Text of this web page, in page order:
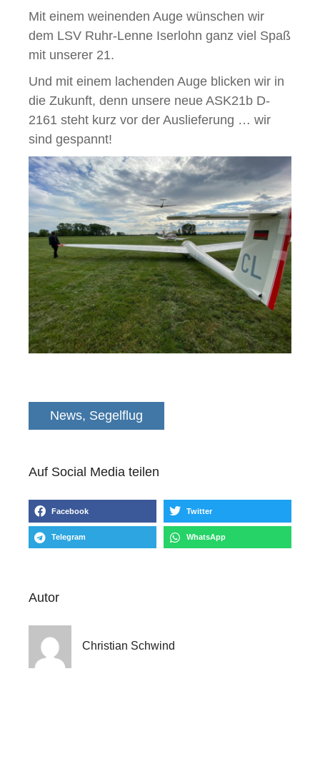
Mit einem weinenden Auge wünschen wir
dem LSV Ruhr-Lenne Iserlohn ganz viel Spaß
mit unserer 21.
Und mit einem lachenden Auge blicken wir in
die Zukunft, denn unsere neue ASK21b D-
2161 steht kurz vor der Auslieferung … wir
sind gespannt!
News, Segelflug
Auf Social Media teilen
Facebook Twitter
Telegram WhatsApp
Autor
Christian Schwind